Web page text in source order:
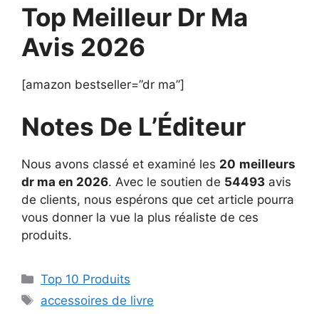
Top Meilleur Dr Ma
Avis 2026
[amazon bestseller=”dr ma”]
Notes De L’Éditeur
Nous avons classé et examiné les 20 meilleurs
dr ma en 2026. Avec le soutien de 54493 avis
de clients, nous espérons que cet article pourra
vous donner la vue la plus réaliste de ces
produits.
Top 10 Produits
accessoires de livre